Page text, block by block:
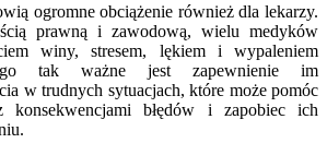
ogromne obciążenie również dla lekarzy.
prawną i zawodową, wielu medyków
winy, stresem, lękiem i wypaleniem
tak ważne jest zapewnienie im
w trudnych sytuacjach, które może pomóc
błędów i zapobiec ich